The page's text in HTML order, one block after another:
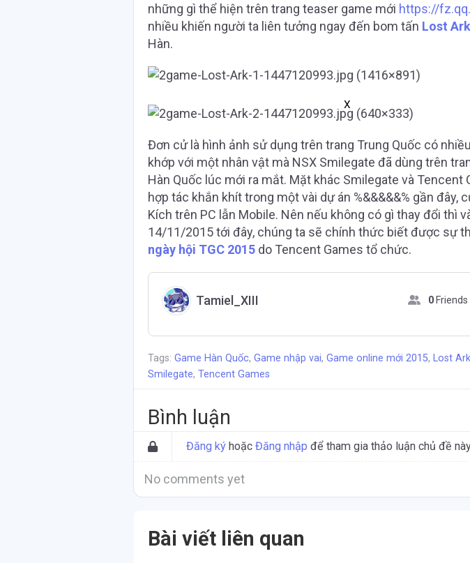
những gì thể hiện trên trang teaser game mới https://
nhiều khiến người ta liên tưởng ngay đến bom tấn Lost Ark
Hàn.
X
Đơn cử là hình ảnh sử dụng trên trang Trung Quốc có
khớp với một nhân vật mà NSX Smilegate đã dùng trên
Hàn Quốc lúc mới ra mắt. Mặt khác Smilegate và Tencent
hợp tác khắn khít trong một vài dự án %&&&&&% gần đây,
Kích trên PC lẫn Mobile. Nên nếu không có gì thay đổi thì
14/11/2015 tới đây, chúng ta sẽ chính thức biết được sự
ngày hội TGC 2015 do Tencent Games tổ chức.
Tamiel_XIII 0 Friends
Tags: Game Hàn Quốc, Game nhập vai, Game online mới 2015, Lost Ark
Smilegate, Tencent Games
Bình luận
Đăng ký hoặc Đăng nhập để tham gia thảo luận chủ đề
No comments yet
Bài viết liên quan